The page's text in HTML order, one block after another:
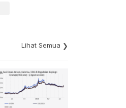
Lihat Semua